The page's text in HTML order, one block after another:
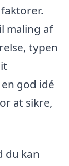
maling af
typen
god idé
at sikre,
du kan